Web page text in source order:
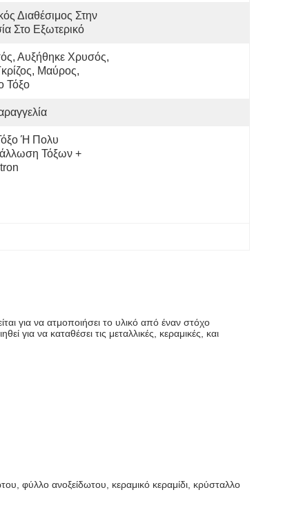
Διαθέσιμος Στην
Στο Εξωτερικό
Αυξήθηκε Χρυσός,
Μαύρος,
Τόξο
Ή Πολυ
Τόξων +
για να ατμοποιήσει το υλικό από έναν στόχο
για να καταθέσει τις μεταλλικές, κεραμικές, και
φύλλο ανοξείδωτου, κεραμικό κεραμίδι, κρύσταλλο